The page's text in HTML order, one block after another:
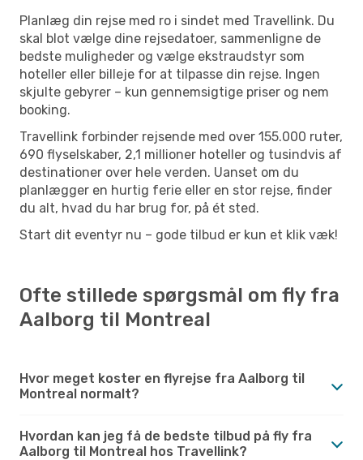
Planlæg din rejse med ro i sindet med Travellink. Du
skal blot vælge dine rejsedatoer, sammenligne de
bedste muligheder og vælge ekstraudstyr som
hoteller eller billeje for at tilpasse din rejse. Ingen
skjulte gebyrer – kun gennemsigtige priser og nem
booking.
Travellink forbinder rejsende med over 155.000 ruter,
690 flyselskaber, 2,1 millioner hoteller og tusindvis af
destinationer over hele verden. Uanset om du
planlægger en hurtig ferie eller en stor rejse, finder
du alt, hvad du har brug for, på ét sted.
Start dit eventyr nu – gode tilbud er kun et klik væk!
Ofte stillede spørgsmål om fly fra
Aalborg til Montreal
Hvor meget koster en flyrejse fra Aalborg til
Montreal normalt?
Hvordan kan jeg få de bedste tilbud på fly fra
Aalborg til Montreal hos Travellink?